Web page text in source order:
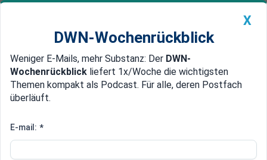
Newsticker MEIN DWN: Geldanlage Premium
Edelmetalle DWN-Magazin China
Reform der Migrationspolitik:
X
DWN-Wochenrückblick
Weniger E-Mails, mehr Substanz: Der DWN-
Wochenrückblick liefert 1x/Woche die wichtigsten
Themen kompakt als Podcast. Für alle, deren Postfach
überläuft.
E-mail: *